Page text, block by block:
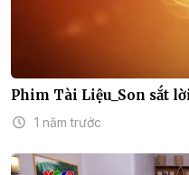
Phim Tài Liệu_Son sắt
1 năm trước